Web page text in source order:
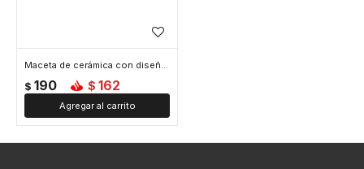
Maceta de cerámica con diseño acanalado – Colores pastel – Decoración para interiores y jardín - Rosa
$ 190 $ 162